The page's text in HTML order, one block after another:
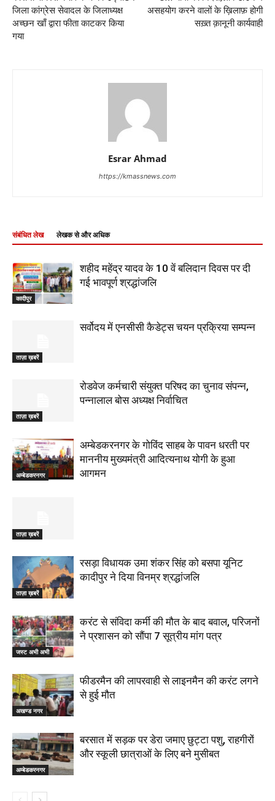
जिला कांग्रेस सेवादल के जिलाध्यक्ष
अच्छन खाँ द्वारा फीता काटकर किया
गया
असहयोग करने वालों के ख़िलाफ़ होगी
सख़्त क़ानूनी कार्यवाही
Esrar Ahmad
https://kmassnews.com
संबंधित लेख लेखक से और अधिक
कादीपुर
शहीद महेंद्र यादव के 10 वें बलिदान दिवस पर दी
गई भावपूर्ण श्रद्धांजलि
ताज़ा ख़बरें
सर्वोदय में एनसीसी कैडेट्स चयन प्रक्रिया सम्पन्न
ताज़ा ख़बरें
रोडवेज कर्मचारी संयुक्त परिषद का चुनाव संपन्न,
पन्नालाल बोस अध्यक्ष निर्वाचित
अम्बेडकरनगर
अम्बेडकरनगर के गोविंद साहब के पावन धरती पर
माननीय मुख्यमंत्री आदित्यनाथ योगी के हुआ
आगमन
ताज़ा ख़बरें
ताज़ा ख़बरें
रसड़ा विधायक उमा शंकर सिंह को बसपा यूनिट
कादीपुर ने दिया विनम्र श्रद्धांजलि
जस्ट अभी अभी
करंट से संविदा कर्मी की मौत के बाद बवाल, परिजनों
ने प्रशासन को सौंपा 7 सूत्रीय मांग पत्र
अखण्ड नगर
फीडरमैन की लापरवाही से लाइनमैन की करंट लगने
से हुई मौत
अम्बेडकरनगर
बरसात में सड़क पर डेरा जमाए छुट्टा पशु, राहगीरों
और स्कूली छात्राओं के लिए बने मुसीबत